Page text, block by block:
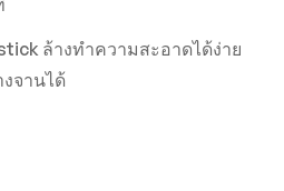
ล้างทำความสะอาดได้ง่าย
จานได้